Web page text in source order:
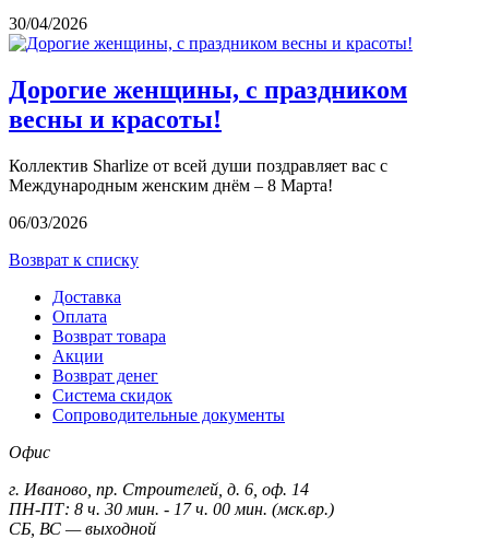
30/04/2026
Дорогие женщины, с праздником
весны и красоты!
Коллектив Sharlize от всей души поздравляет вас с
Международным женским днём – 8 Марта!
06/03/2026
Возврат к списку
Доставка
Оплата
Возврат товара
Акции
Возврат денег
Система скидок
Сопроводительные документы
Офис
г. Иваново, пр. Строителей, д. 6, оф. 14
ПН-ПТ: 8 ч. 30 мин. - 17 ч. 00 мин. (мск.вр.)
СБ, ВС — выходной